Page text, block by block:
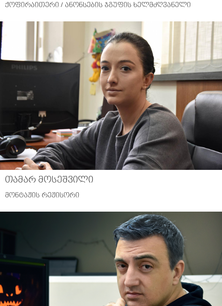
ქოფირაითერი / ანონსების ჯგუფის ხელმძღვანელი
თამარ მოსეშვილი
მონტაჟის რეჟისორი